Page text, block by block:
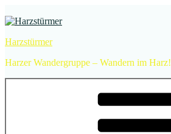
Inhalt
Harzstürmer
Harzer Wandergruppe – Wandern im Harz!